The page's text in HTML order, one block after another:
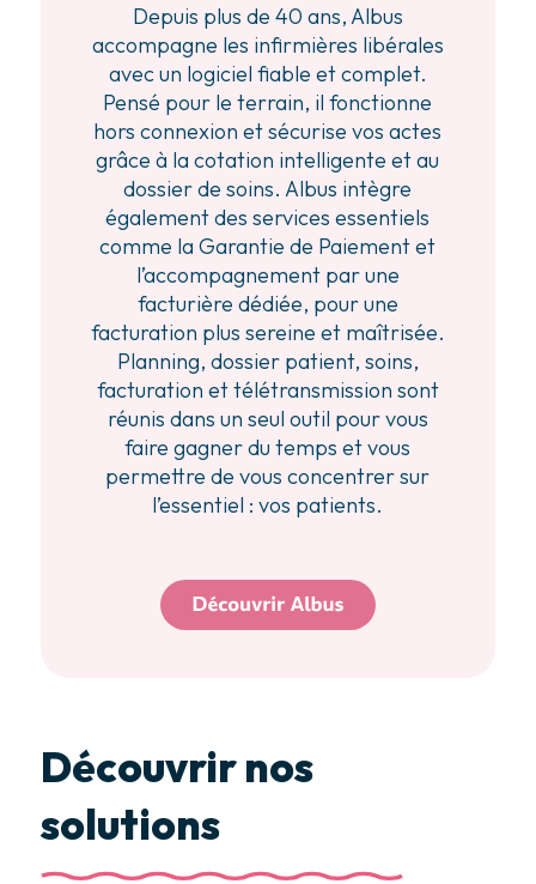
Depuis plus de 40 ans, Albus
accompagne les infirmières libérales
avec un logiciel fiable et complet.
Pensé pour le terrain, il fonctionne
hors connexion et sécurise vos actes
grâce à la cotation intelligente et au
dossier de soins. Albus intègre
également des services essentiels
comme la Garantie de Paiement et
l’accompagnement par une
facturière dédiée, pour une
facturation plus sereine et maîtrisée.
Planning, dossier patient, soins,
facturation et télétransmission sont
réunis dans un seul outil pour vous
faire gagner du temps et vous
permettre de vous concentrer sur
l’essentiel : vos patients.
Découvrir nos
solutions